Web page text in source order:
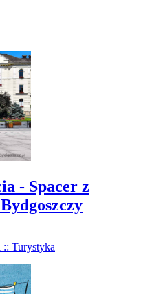
- Spacer z
Turystyka